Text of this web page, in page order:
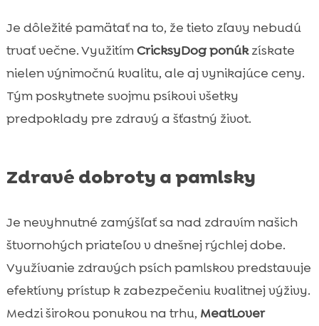
Je dôležité pamätať na to, že tieto zľavy nebudú
trvať večne. VyužitímCricksyDog ponúkzískate
nielen výnimočnú kvalitu, ale aj vynikajúce ceny.
Tým poskytnete svojmu psíkovi všetky
predpoklady pre zdravý a šťastný život.
Zdravé dobroty a pamlsky
Je nevyhnutné zamýšľať sa nad zdravím našich
štvornohých priateľov v dnešnej rýchlej dobe.
Využívanie zdravých psích pamlskov predstavuje
efektívny prístup k zabezpečeniu kvalitnej výživy.
Medzi širokou ponukou na trhu, MeatLover